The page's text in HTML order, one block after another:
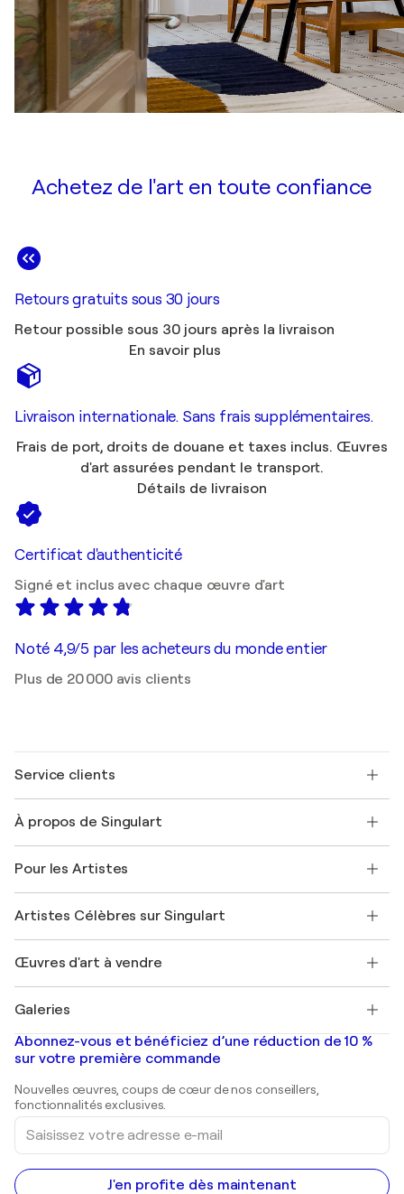
Achetez de l'art en toute confiance
Retours gratuits sous 30 jours
Retour possible sous 30 jours après la livraison
En savoir plus
Livraison internationale. Sans frais supplémentaires.
Frais de port, droits de douane et taxes inclus. Œuvres
d'art assurées pendant le transport.
Détails de livraison
Certificat d'authenticité
Signé et inclus avec chaque œuvre d'art
Noté 4,9/5 par les acheteurs du monde entier
Plus de 20 000 avis clients
Service clients
Expédition
Offrir une carte cadeau
Rejoignez notre programme commercial
Mon compte
+33 1 76 44 06 42
À propos de Singulart
FAQ
Magazine Singulart
Emplois
Découvrez une sélection d'art original
Pour les Artistes
Se connecter en tant qu'Artiste
Artistes Célèbres sur Singulart
Marc Chagall
Banksy
Mr. Brainwash
Shepard Fairey
Œuvres d'art à vendre
Tableaux abstraits à vendre
Peintures de paysage
Estampes
Peintures acryliques
Galeries
Galeries d'art en France
Galeries d'art en Belgique
Abonnez-vous et bénéficiez d’une réduction de 10 %
sur votre première commande
Nouvelles œuvres, coups de cœur de nos conseillers,
fonctionnalités exclusives.
Saisissez
votre
adresse
e-
mail
J'en profite dès maintenant